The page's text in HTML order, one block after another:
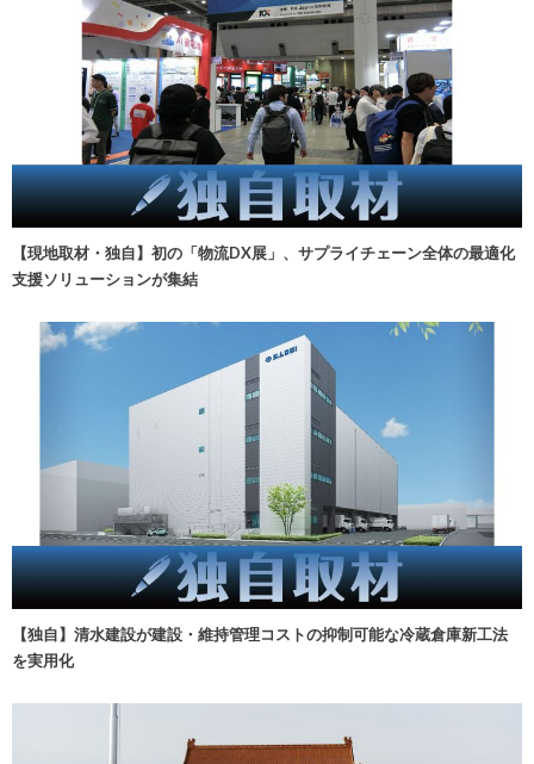
【現地取材・独自】初の「物流DX展」、サプライチェーン全体の最適化
支援ソリューションが集結
【独自】清水建設が建設・維持管理コストの抑制可能な冷蔵倉庫新工法
を実用化